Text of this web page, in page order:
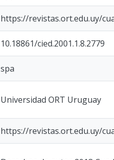
https://revistas.ort.edu.uy/
10.18861/cied.2001.1.8.2779
spa
Universidad ORT Uruguay
https://revistas.ort.edu.uy/